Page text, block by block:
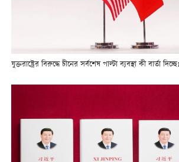
যুক্তরাষ্ট্রের বিরুদ্ধে চীনের সর্বশেষ পাল্টা ব্যবস্থা কী বার্তা